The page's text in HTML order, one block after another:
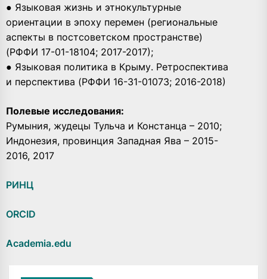
● Языковая жизнь и этнокультурные
ориентации в эпоху перемен (региональные
аспекты в постсоветском пространстве)
(РФФИ 17-01-18104; 2017-2017);
● Языковая политика в Крыму. Ретроспектива
и перспектива (РФФИ 16-31-01073; 2016-2018)
Полевые исследования:
Румыния, жудецы Тульча и Констанца – 2010;
Индонезия, провинция Западная Ява – 2015-
2016, 2017
РИНЦ
ORCID
Academia.edu